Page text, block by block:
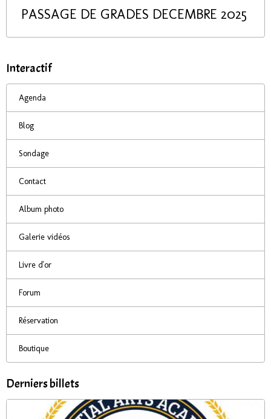
PASSAGE DE GRADES DECEMBRE 2025
Interactif
Agenda
Blog
Sondage
Contact
Album photo
Galerie vidéos
Livre d'or
Forum
Réservation
Boutique
Derniers billets